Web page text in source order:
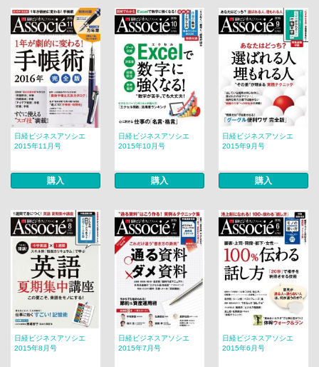
日経ビジネスアソシエ
2015年11月号
購入
日経ビジネスアソシエ
2015年10月号
購入
日経ビジネスアソシエ
2015年9月号
購入
日経ビジネスアソシエ
2015年8月号
日経ビジネスアソシエ
2015年7月号
日経ビジネスアソシエ
2015年6月号